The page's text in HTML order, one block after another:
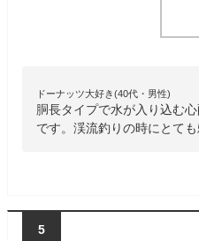
ドーナッツ大好き(40代・男性)
胴長タイプで水が入り込む
です。渓流釣りの時にとて
5